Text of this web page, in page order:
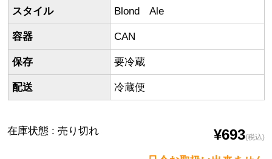
スタイル Blond Ale
容器 CAN
保存 要冷蔵
配送 冷蔵便
在庫状態 : 売り切れ ¥693(税込)